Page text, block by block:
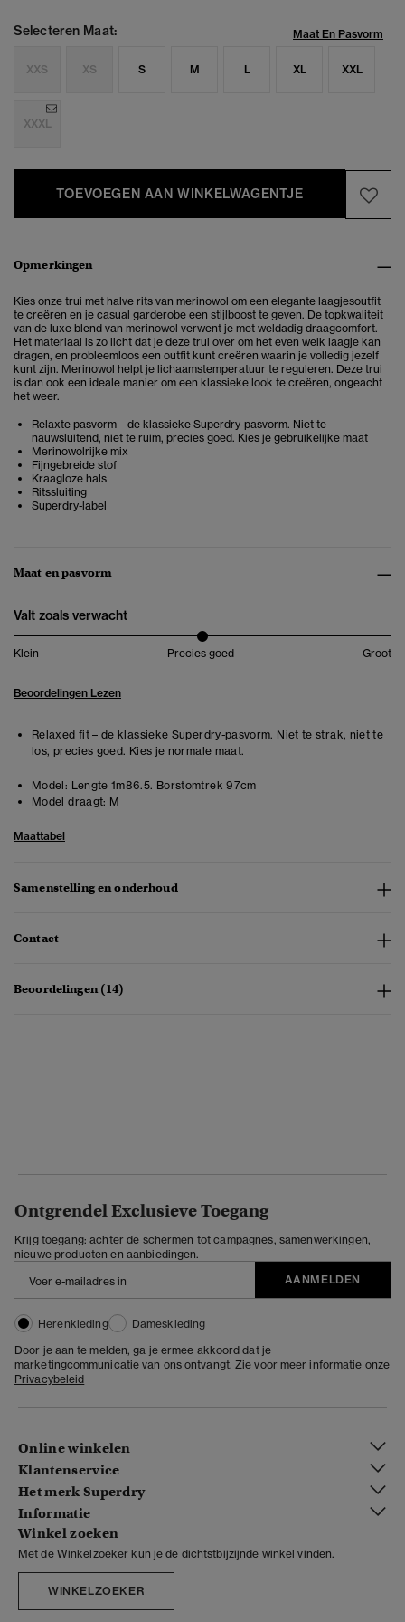
Selecteren Maat: Maat En Pasvorm
XXS XS S M L XL XXL
XXXL
TOEVOEGEN AAN WINKELWAGENTJE
Opmerkingen
Kies onze trui met halve rits van merinowol om een elegante laagjesoutfit
te creëren en je casual garderobe een stijlboost te geven. De topkwaliteit
van de luxe blend van merinowol verwent je met weldadig draagcomfort.
Het materiaal is zo licht dat je deze trui over om het even welk laagje kan
dragen, en probleemloos een outfit kunt creëren waarin je volledig jezelf
kunt zijn. Merinowol helpt je lichaamstemperatuur te reguleren. Deze trui
is dan ook een ideale manier om een klassieke look te creëren, ongeacht
het weer.
Relaxte pasvorm – de klassieke Superdry-pasvorm. Niet te
nauwsluitend, niet te ruim, precies goed. Kies je gebruikelijke maat
Merinowolrijke mix
Fijngebreide stof
Kraagloze hals
Ritssluiting
Superdry-label
Maat en pasvorm
Valt zoals verwacht
Klein Precies goed Groot
Beoordelingen Lezen
Relaxed fit – de klassieke Superdry-pasvorm. Niet te strak, niet te
los, precies goed. Kies je normale maat.
Model: Lengte 1m86.5. Borstomtrek 97cm
Model draagt: M
Maattabel
Samenstelling en onderhoud
Contact
Beoordelingen (14)
Ontgrendel Exclusieve Toegang
Krijg toegang: achter de schermen tot campagnes, samenwerkingen,
nieuwe producten en aanbiedingen.
AANMELDEN
Herenkleding
Dameskleding
Door je aan te melden, ga je ermee akkoord dat je
marketingcommunicatie van ons ontvangt. Zie voor meer informatie onze
Privacybeleid
Online winkelen
Klantenservice
Het merk Superdry
Informatie
Winkel zoeken
Met de Winkelzoeker kun je de dichtstbijzijnde winkel vinden.
WINKELZOEKER